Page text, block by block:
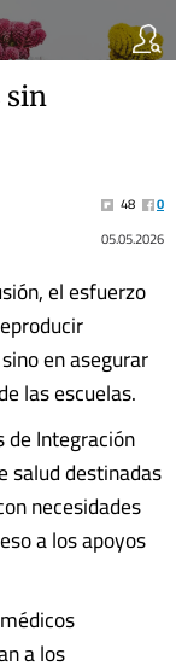
sin
48
0
05.05.2026
el esfuerzo
en asegurar
las escuelas.
de Integración
salud destinadas
necesidades
a los apoyos
a los